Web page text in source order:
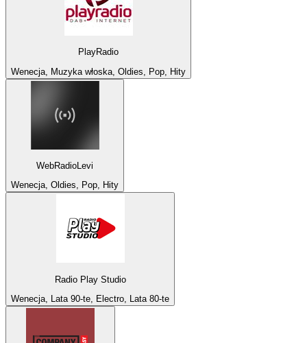
PlayRadio
Wenecja, Muzyka włoska, Oldies, Pop, Hity
WebRadioLevi
Wenecja, Oldies, Pop, Hity
Radio Play Studio
Wenecja, Lata 90-te, Electro, Lata 80-te